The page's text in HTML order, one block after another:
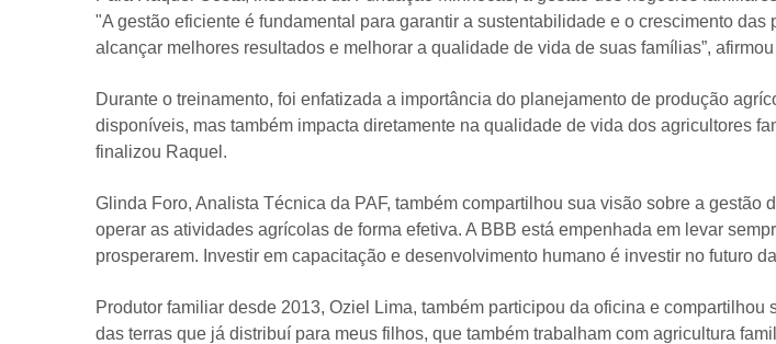
"A gestão eficiente é fundamental para garantir a sustentabilidade e o crescimento
alcançar melhores resultados e melhorar a qualidade de vida de suas famílias”,
Durante o treinamento, foi enfatizada a importância do planejamento de produção
disponíveis, mas também impacta diretamente na qualidade de vida dos agricultores
finalizou Raquel.
Glinda Foro, Analista Técnica da PAF, também compartilhou sua visão sobre a
operar as atividades agrícolas de forma efetiva. A BBB está empenhada em levar
prosperarem. Investir em capacitação e desenvolvimento humano é investir no futuro
Produtor familiar desde 2013, Oziel Lima, também participou da oficina e
das terras que já distribuí para meus filhos, que também trabalham com agricultura